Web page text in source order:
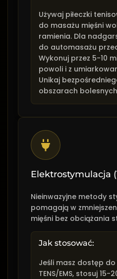
Używaj piłeczki
do masażu mięśni
ramienia. Dla
do automasażu
Wykonuj przez 5-10
powoli i z
Unikaj
obszarach
Elektrostymulacja
Nieinwazyjne metody
pomagają w
mięśni bez obciążania
Jak stosować:
Jeśli masz dostęp
TENS/EMS, stosuj